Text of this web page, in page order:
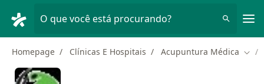
O que você está procurando?
Homepage Clínicas E Hospitais Acupuntura Médica